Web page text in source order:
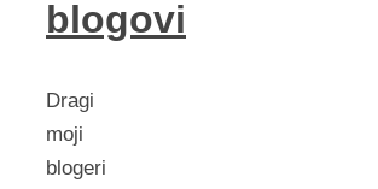
blogovi
Dragi
moji
blogeri